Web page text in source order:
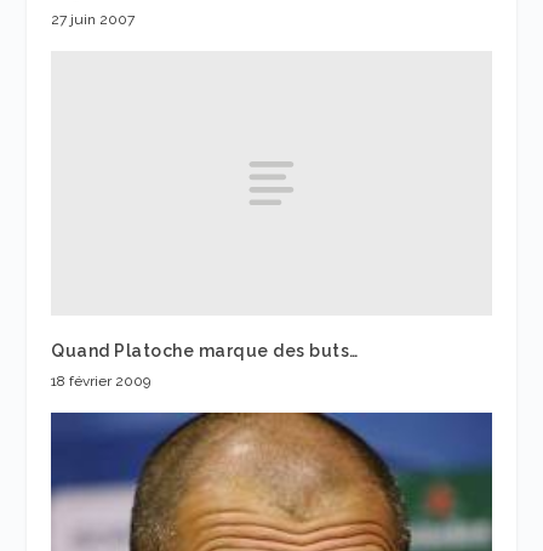
27 juin 2007
Quand Platoche marque des buts…
18 février 2009